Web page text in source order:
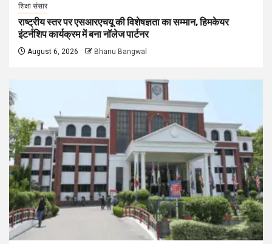
शिक्षा संसार
राष्ट्रीय स्तर पर एसआरएचयू की विशेषज्ञता का सम्मान, हिमकेयर
इंटर्नशिप कार्यक्रम में बना नॉलेज पार्टनर
August 6, 2026 Bhanu Bangwal